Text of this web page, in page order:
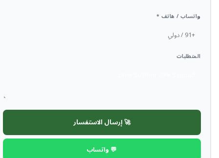
واتساب / هاتف *
المتطلبات
🚀 إرسال الاستفسار
💬 واتساب